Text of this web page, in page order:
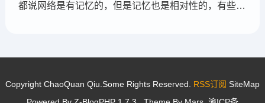
都说网络是有记忆的，但是记忆也是相对性的，有些记忆可能被屏蔽，也可能被遗忘。
Copyright ChaoQuan Qiu.Some Rights Reserved. RSS订阅 SiteMap